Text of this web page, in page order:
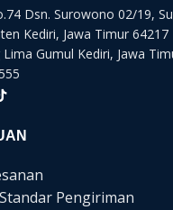
Dsn. Surowono 02/19,
Kediri, Jawa Timur 64217
Gumul Kediri, Jawa
Pengiriman